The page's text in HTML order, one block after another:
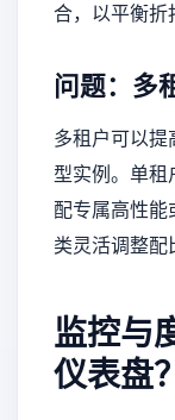
合，以平衡折
问题：多
多租户可以提
型实例。单租
配专属高性能
类灵活调整配
监控与
仪表盘？